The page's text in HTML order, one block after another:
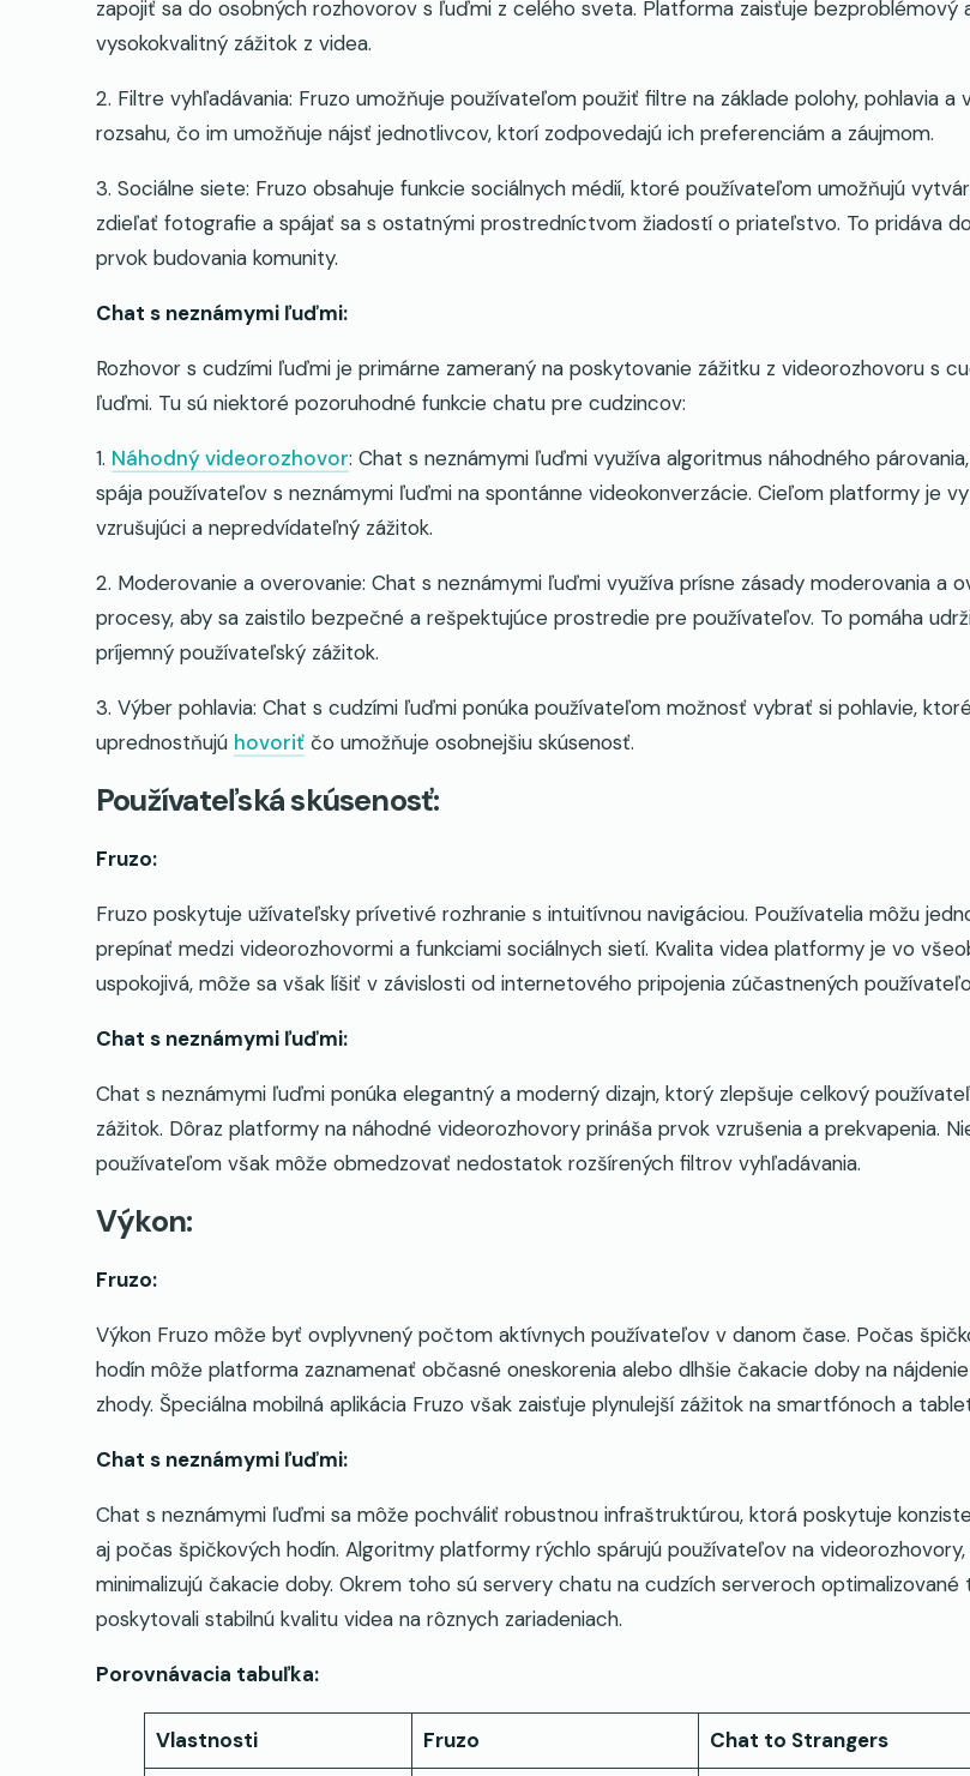
zapojiť sa do osobných rozhovorov s ľuďmi z celého sveta. Platforma zaisťuje bezproblémový
vysokokvalitný zážitok z videa.
2. Filtre vyhľadávania: Fruzo umožňuje používateľom použiť filtre na základe polohy, pohlavia a
rozsahu, čo im umožňuje nájsť jednotlivcov, ktorí zodpovedajú ich preferenciám a záujmom.
3. Sociálne siete: Fruzo obsahuje funkcie sociálnych médií, ktoré používateľom umožňujú
zdieľať fotografie a spájať sa s ostatnými prostredníctvom žiadostí o priateľstvo. To pridáva
prvok budovania komunity.
Chat s neznámymi ľuďmi:
Rozhovor s cudzími ľuďmi je primárne zameraný na poskytovanie zážitku z videorozhovoru s
ľuďmi. Tu sú niektoré pozoruhodné funkcie chatu pre cudzincov:
1. Náhodný videorozhovor: Chat s neznámymi ľuďmi využíva algoritmus náhodného
spája používateľov s neznámymi ľuďmi na spontánne videokonverzácie. Cieľom platformy je
vzrušujúci a nepredvídateľný zážitok.
2. Moderovanie a overovanie: Chat s neznámymi ľuďmi využíva prísne zásady moderovania a
procesy, aby sa zaistilo bezpečné a rešpektujúce prostredie pre používateľov. To pomáha
príjemný používateľský zážitok.
3. Výber pohlavia: Chat s cudzími ľuďmi ponúka používateľom možnosť vybrať si pohlavie,
uprednostňujú hovoriť čo umožňuje osobnejšiu skúsenosť.
Používateľská skúsenosť:
Fruzo:
Fruzo poskytuje užívateľsky prívetivé rozhranie s intuitívnou navigáciou. Používatelia môžu
prepínať medzi videorozhovormi a funkciami sociálnych sietí. Kvalita videa platformy je vo
uspokojivá, môže sa však líšiť v závislosti od internetového pripojenia zúčastnených
Chat s neznámymi ľuďmi:
Chat s neznámymi ľuďmi ponúka elegantný a moderný dizajn, ktorý zlepšuje celkový
zážitok. Dôraz platformy na náhodné videorozhovory prináša prvok vzrušenia a prekvapenia.
používateľom však môže obmedzovať nedostatok rozšírených filtrov vyhľadávania.
Výkon:
Fruzo:
Výkon Fruzo môže byť ovplyvnený počtom aktívnych používateľov v danom čase. Počas
hodín môže platforma zaznamenať občasné oneskorenia alebo dlhšie čakacie doby na
zhody. Špeciálna mobilná aplikácia Fruzo však zaisťuje plynulejší zážitok na smartfónoch a
Chat s neznámymi ľuďmi:
Chat s neznámymi ľuďmi sa môže pochváliť robustnou infraštruktúrou, ktorá poskytuje
aj počas špičkových hodín. Algoritmy platformy rýchlo spárujú používateľov na
minimalizujú čakacie doby. Okrem toho sú servery chatu na cudzích serveroch optimalizované
poskytovali stabilnú kvalitu videa na rôznych zariadeniach.
Porovnávacia tabuľka:
Vlastnosti Fruzo Chat to Strangers